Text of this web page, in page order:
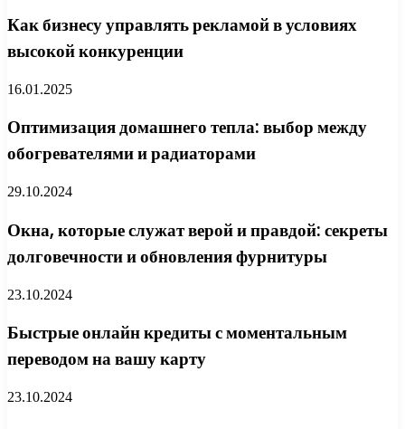
Как бизнесу управлять рекламой в условиях
высокой конкуренции
16.01.2025
Оптимизация домашнего тепла: выбор между
обогревателями и радиаторами
29.10.2024
Окна, которые служат верой и правдой: секреты
долговечности и обновления фурнитуры
23.10.2024
Быстрые онлайн кредиты с моментальным
переводом на вашу карту
23.10.2024